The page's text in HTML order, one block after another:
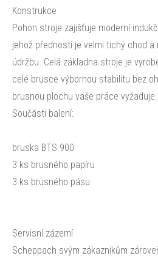
Konstrukce
Pohon stroje zajišťuje moderní
jehož předností je velmi tichý chod a
údržbu. Celá základna stroje je
celé brusce výbornou stabilitu bez
brusnou plochu vaše práce vyžaduje.
Součásti balení:
bruska BTS 900
3 ks brusného papíru
3 ks brusného pásu
Servisní zázemí
Scheppach svým zákazníkům